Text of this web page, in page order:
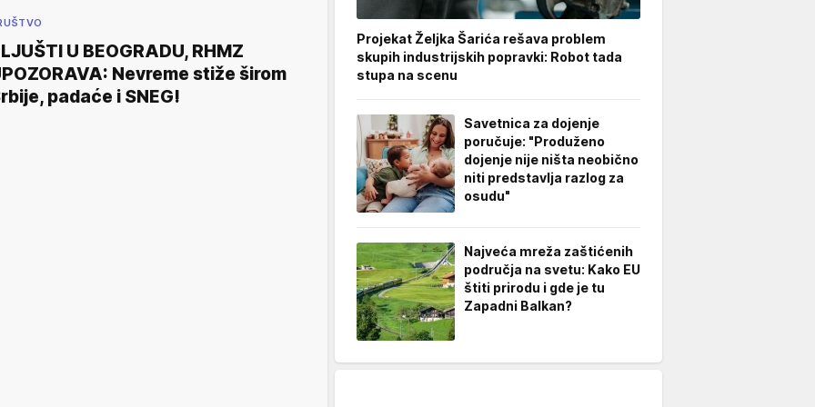
U BEOGRADU, RHMZ
Nevreme stiže širom
padaće i SNEG!
Projekat Željka Šarića rešava problem
skupih industrijskih popravki: Robot tada
stupa na scenu
Savetnica za dojenje
poručuje: "Produženo
dojenje nije ništa neobično
niti predstavlja razlog za
osudu"
Najveća mreža zaštićenih
područja na svetu: Kako EU
štiti prirodu i gde je tu
Zapadni Balkan?